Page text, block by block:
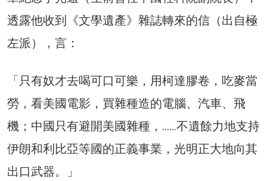
透露他收到《文學遺產》雜誌轉來的信（出自極
左派），言：
「只有奴才去喝可口可樂，用柯達膠卷，吃麥當
勞，看美國電影，買雜種造的電腦、汽車、飛
機；中國只有避開美國雜種，……不遺餘力地支持
伊朗和利比亞等國的正義事業，光明正大地向其
出口武器。」